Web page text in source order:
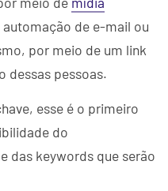
automação de e-mail ou
por meio de um link
dessas pessoas.
esse é o primeiro
do
das keywords que serão